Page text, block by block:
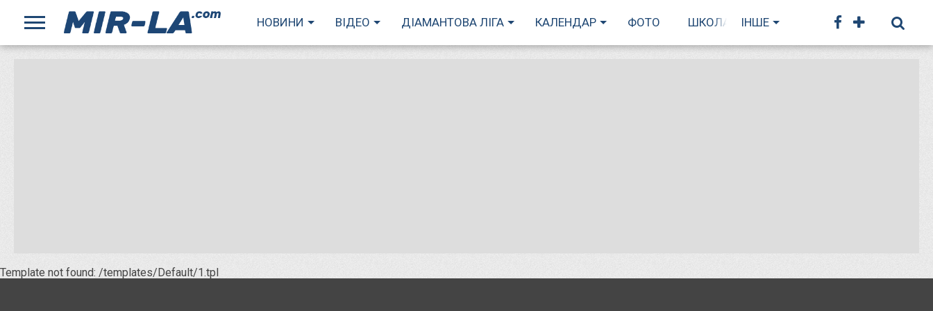
НОВИНИ ВІДЕО ДІАМАНТОВА ЛІГА КАЛЕНДАР ФОТО ШКОЛА БІГУ
ІНШЕ
Template not found: /templates/Default/1.tpl